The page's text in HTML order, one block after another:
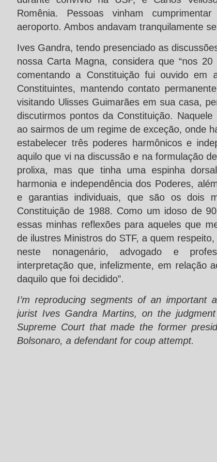
Romênia. Pessoas vinham
aeroporto. Ambos andavam tranquilamente
Ives Gandra, tendo presenciado as
nossa Carta Magna, considera que “nos
comentando a Constituição fui ouvido em
Constituintes, mantendo contato
visitando Ulisses Guimarães em sua casa,
discutirmos pontos da Constituição.
ao sairmos de um regime de exceção, onde
estabelecer três poderes harmônicos e
aquilo que vi na discussão e na formulação
prolixa, mas que tinha uma espinha
harmonia e independência dos Poderes,
e garantias individuais, que são os dois
Constituição de 1988. Como um idoso de
essas minhas reflexões para aqueles que
de ilustres Ministros do STF, a quem
neste nonagenário, advogado e
interpretação que, infelizmente, em relação
daquilo que foi decidido”.
I’m reproducing segments of an important
jurist Ives Gandra Martins, on the
Supreme Court that made the former
Bolsonaro, a defendant for coup attempt.